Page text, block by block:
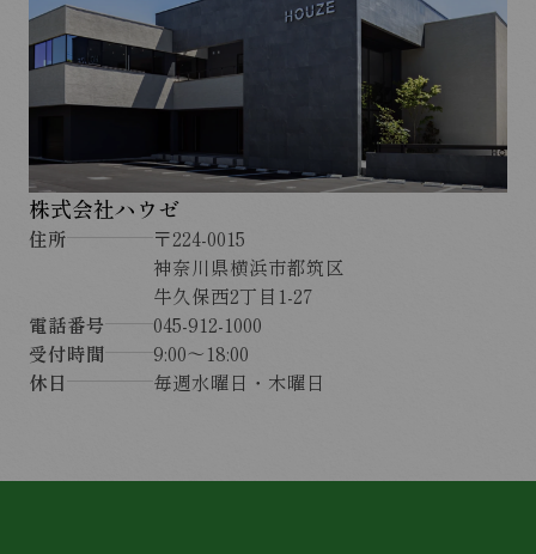
株式会社ハウゼ
住所
〒224-0015
神奈川県横浜市都筑区
牛久保西2丁目1-27
電話番号
045-912-1000
受付時間
9:00〜18:00
休日
毎週水曜日・木曜日